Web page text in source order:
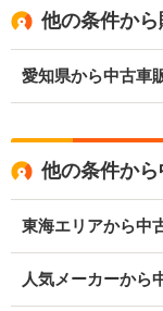
他の条件か
愛知県から中古車
他の条件か
東海エリアから中
人気メーカーから